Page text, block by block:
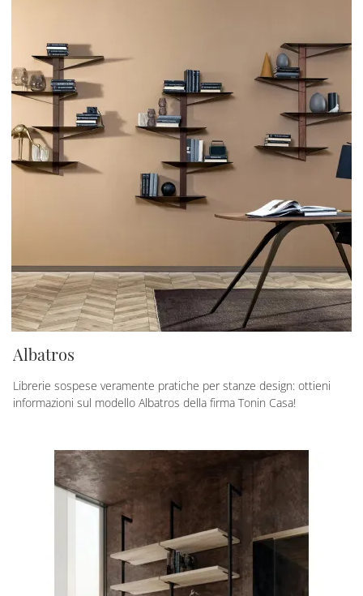
Albatros
Librerie sospese veramente pratiche per stanze design: ottieni
informazioni sul modello Albatros della firma Tonin Casa!